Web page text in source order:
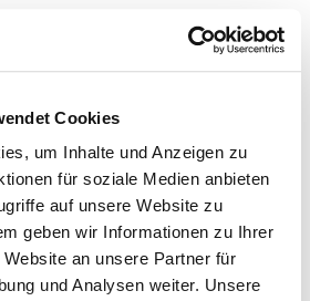
Cookies
um Inhalte und Anzeigen zu
für soziale Medien anbieten
auf unsere Website zu
geben wir Informationen zu Ihrer
an unsere Partner für
und Analysen weiter. Unsere